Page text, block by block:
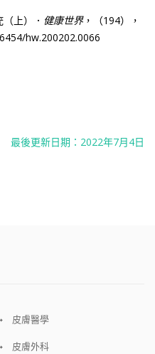
上）． 健康世界，（194），
hw.200202.0066
最後更新日期：2022年7月4日
皮膚醫學
皮膚外科